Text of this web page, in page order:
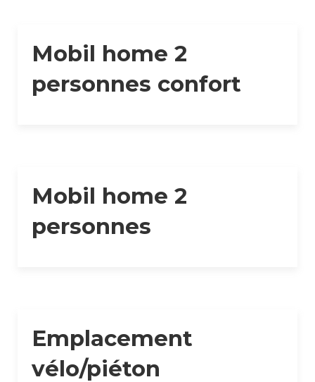
Mobil home 2
personnes confort
Mobil home 2
personnes
Emplacement
vélo/piéton